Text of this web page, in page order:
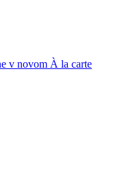
v novom À la carte